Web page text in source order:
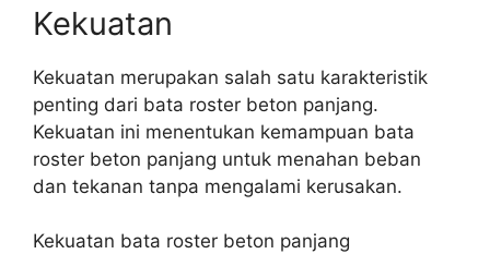
Kekuatan
Kekuatan merupakan salah satu karakteristik
penting dari bata roster beton panjang.
Kekuatan ini menentukan kemampuan bata
roster beton panjang untuk menahan beban
dan tekanan tanpa mengalami kerusakan.
Kekuatan bata roster beton panjang